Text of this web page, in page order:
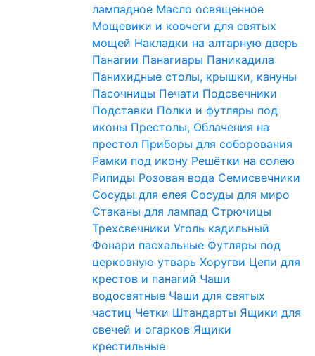
лампадное Масло освященное
Мощевики и ковчеги для святых
мощей Накладки на алтарную дверь
Панагии Панагиары Паникадила
Панихидные столы, крышки, кануны
Пасочницы Печати Подсвечники
Подставки Полки и футляры под
иконы Престолы, Облачения на
престол Приборы для соборования
Рамки под икону Решётки на солею
Рипиды Розовая вода Семисвечники
Сосуды для елея Сосуды для миро
Стаканы для лампад Стрючицы
Трехсвечники Уголь кадильный
Фонари пасхальные Футляры под
церковную утварь Хоругви Цепи для
крестов и панагий Чаши
водосвятные Чаши для святых
частиц Четки Штандарты Ящики для
свечей и огарков Ящики
крестильные